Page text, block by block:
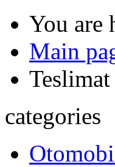
You are
Main
categories